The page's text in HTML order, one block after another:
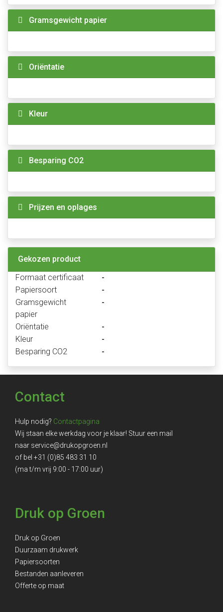
Gramsgewicht papier
Oriëntatie
Kleur
Besparing CO2
Prijzen en oplages
Gekozen product
Formaat certificaat
-
Papiersoort
-
Gramsgewicht
papier
-
Oriëntatie
-
Kleur
-
Besparing CO2
-
Contact
Hulp nodig? Contactpagina
Wij staan elke werkdag voor je klaar! Stuur een mail
naar service@drukopgroen.nl
of bel +31 (0)85 483 31 10
(ma t/m vrij 9:00 - 17:00 uur)
Druk op Groen
Druk op Groen
Duurzaam drukwerk
Papiersoorten
Bestanden aanleveren
Offerte op maat